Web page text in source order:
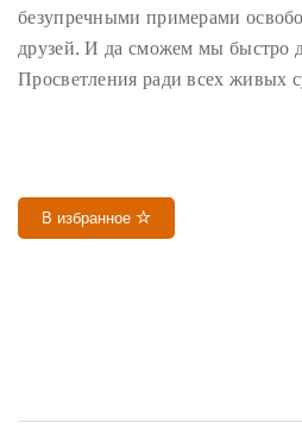
безупречными примерами
друзей. И да сможем мы быстро
Просветления ради всех живых
В избранное